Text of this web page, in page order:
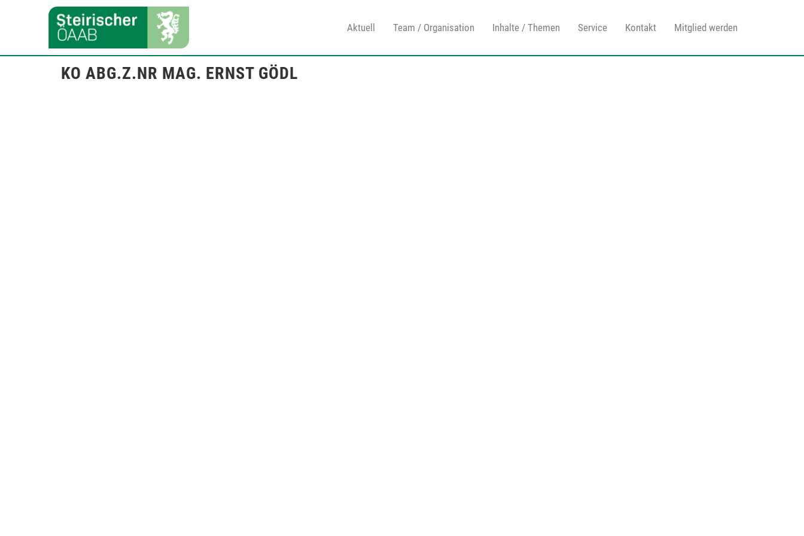
Aktuell Team / Organisation Inhalte / Themen Service Kontakt Mitglied werden
KO ABG.Z.NR MAG. ERNST GÖDL